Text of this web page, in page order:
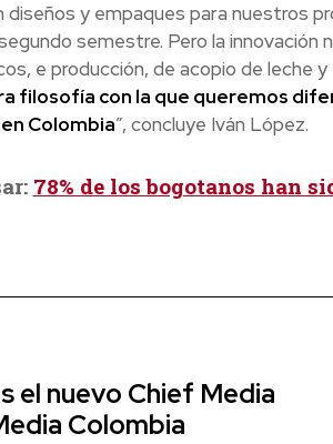
diseños y empaques para nuestros
semestre. Pero la
e producción, de acopio de leche
filosofía con la que queremos
Colombia”, concluye Iván López.
78% de los bogotanos han
el nuevo Chief Media
Colombia